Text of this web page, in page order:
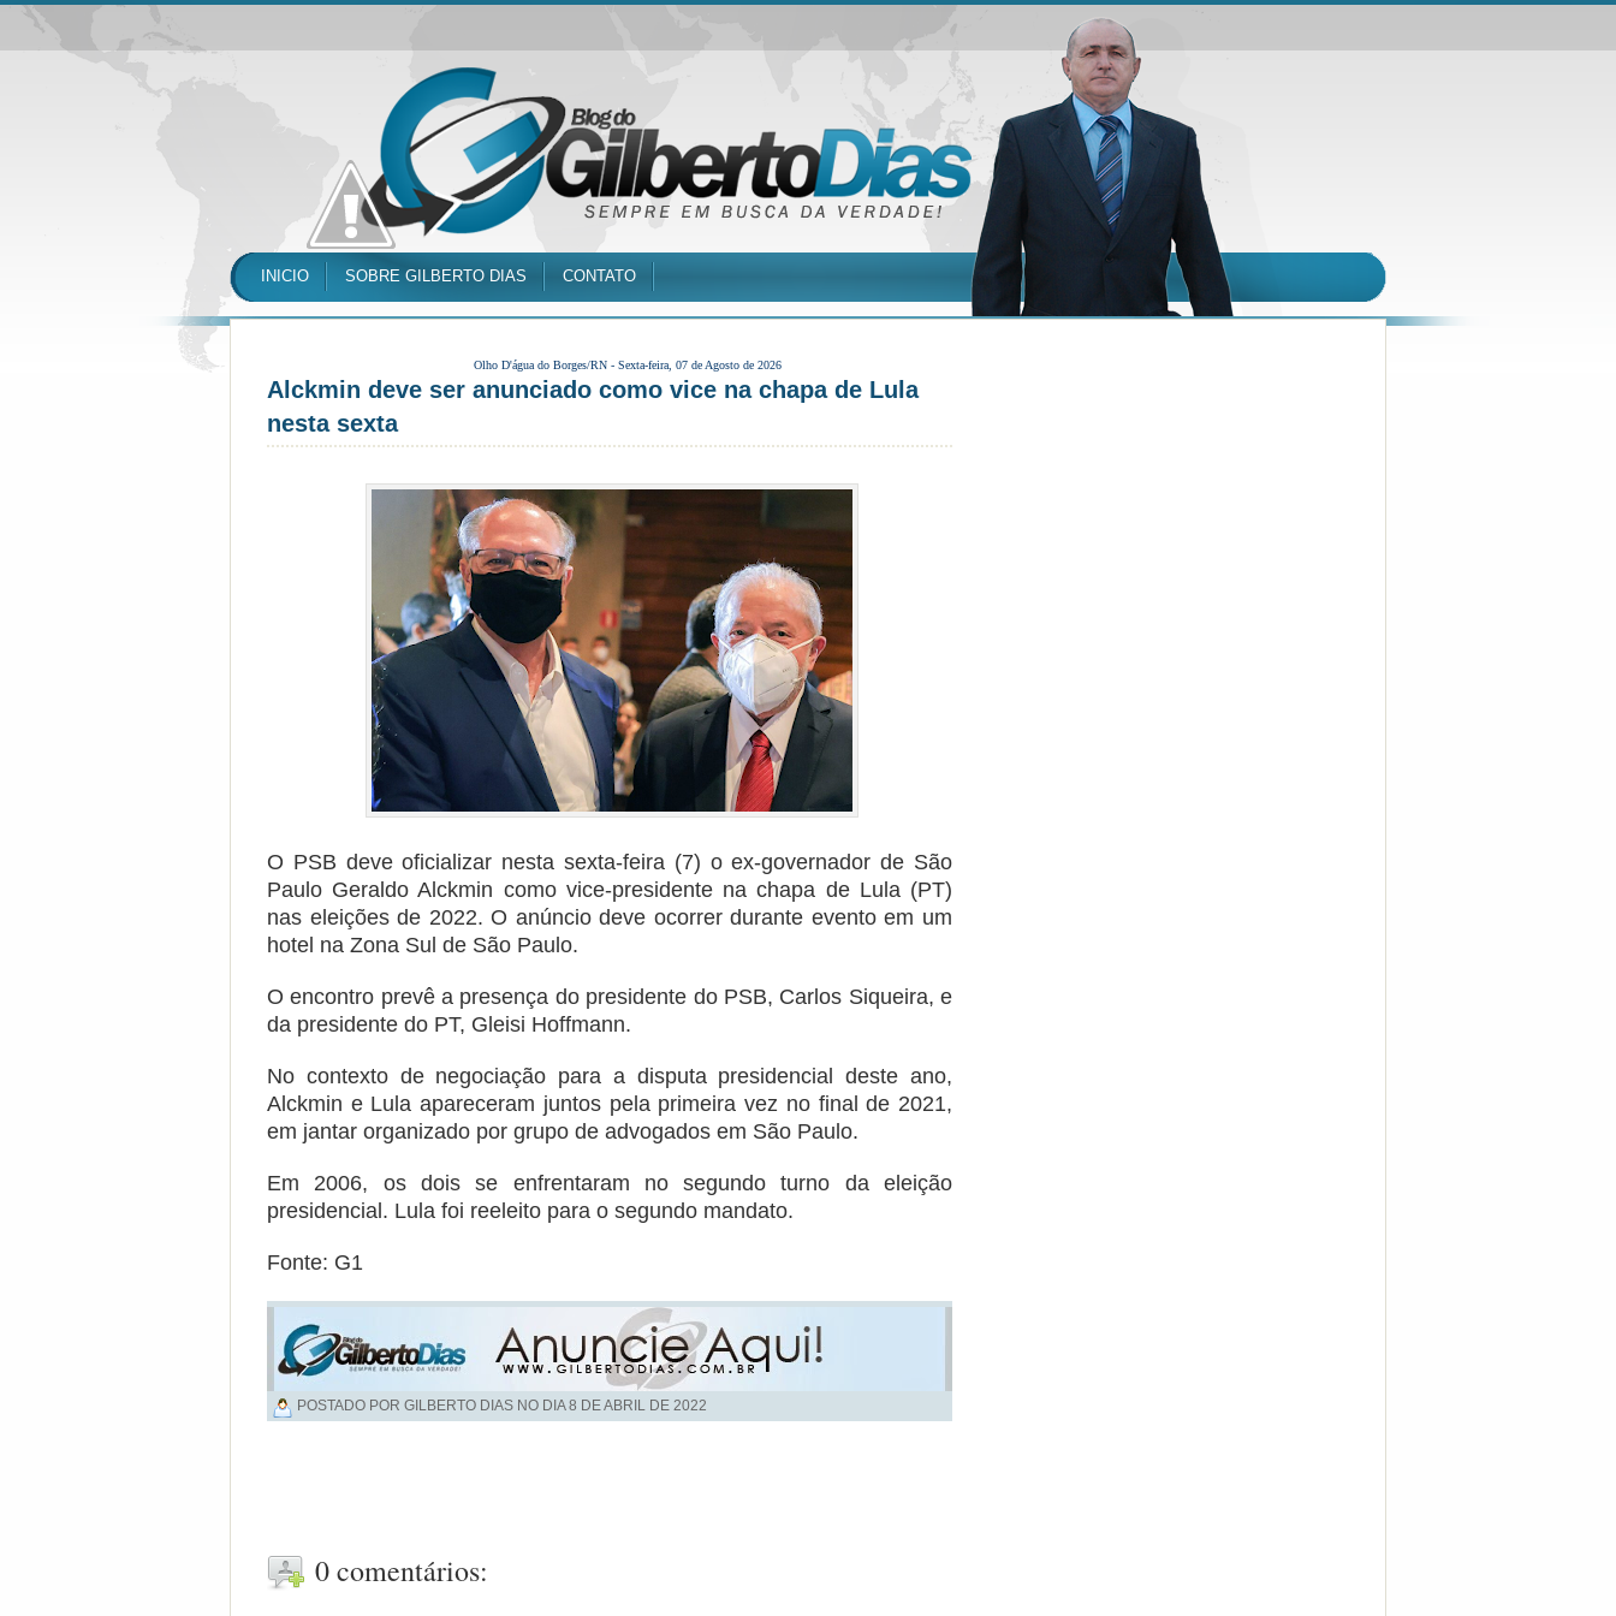
INICIO SOBRE GILBERTO DIAS CONTATO
Olho D'água do Borges/RN - Sexta-feira, 07 de Agosto de 2026
Alckmin deve ser anunciado como vice na chapa de Lula
nesta sexta
O PSB deve oficializar nesta sexta-feira (7) o ex-governador de São
Paulo Geraldo Alckmin como vice-presidente na chapa de Lula (PT)
nas eleições de 2022. O anúncio deve ocorrer durante evento em um
hotel na Zona Sul de São Paulo.
O encontro prevê a presença do presidente do PSB, Carlos Siqueira, e
da presidente do PT, Gleisi Hoffmann.
No contexto de negociação para a disputa presidencial deste ano,
Alckmin e Lula apareceram juntos pela primeira vez no final de 2021,
em jantar organizado por grupo de advogados em São Paulo.
Em 2006, os dois se enfrentaram no segundo turno da eleição
presidencial. Lula foi reeleito para o segundo mandato.
Fonte: G1
POSTADO POR GILBERTO DIAS NO DIA8 DE ABRIL DE 2022
0 comentários: